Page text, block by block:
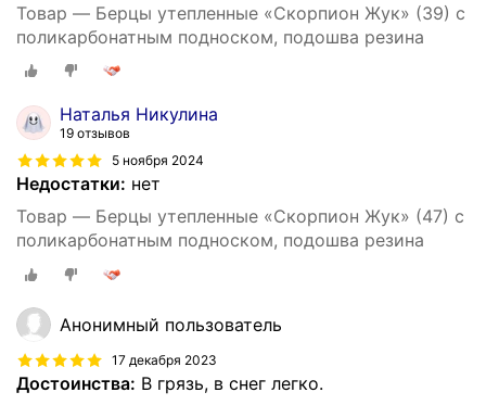
Товар — Берцы утепленные «Скорпион Жук» (39) с
поликарбонатным подноском, подошва резина
Наталья Никулина
19 отзывов
5 ноября 2024
Недостатки: нет
Товар — Берцы утепленные «Скорпион Жук» (47) с
поликарбонатным подноском, подошва резина
Анонимный пользователь
17 декабря 2023
Достоинства: В грязь, в снег легко.